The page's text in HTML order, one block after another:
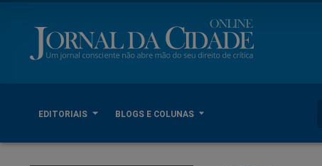
EDITORIAIS BLOGS E COLUNAS